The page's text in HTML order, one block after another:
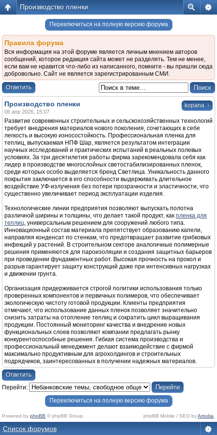
Производство пленки
Переключиться на полную версию форума
Правила форума
Вся информация на этой форуме является личным мнением авторов
сообщений, которое редакция сайта может не разделять. Тем не менее,
если вам не нравится что-либо из написанного, помните - вы пришли сюда
добровольно. Сайт не является зарегистрированным СМИ.
Ответить
kopana ↓
Производство пленки
06 апр 2026, 15:07
Развитие современных строительных и сельскохозяйственных технологий
требует внедрения материалов нового поколения, сочетающих в себе
легкость и высокую износостойкость. Профессиональная пленка для
теплиц, выпускаемая НПФ Шар, является результатом интеграции
научных исследований и практических испытаний в реальных полевых
условиях. За три десятилетия работы фирма зарекомендовала себя как
лидер в производстве многослойных светостабилизированных пленок,
среди которых особо выделяется бренд Светлица. Уникальность данного
покрытия заключается в его способности выдерживать длительное
воздействие УФ-излучения без потери прозрачности и эластичности, что
существенно увеличивает период эксплуатации изделия.
Технологические линии предприятия позволяют выпускать полотна
различной ширины и толщины, что делает такой продукт, как пленка для
теплиц, универсальным решением для сооружений любого типа.
Инновационный состав материала препятствует образованию капели,
направляя конденсат по стенкам, что предотвращает развитие грибковых
инфекций у растений. В строительном секторе аналогичные полимерные
решения применяются для пароизоляции и создания защитных барьеров
при проведении фундаментных работ. Высокая прочность на прокол и
разрыв гарантирует защиту конструкций даже при интенсивных нагрузках
и движении грунта.
Организация придерживается строгой политики использования только
проверенных компонентов и первичных полимеров, что обеспечивает
экологическую чистоту готовой продукции. Клиенты предприятия
отмечают, что использование данных пленок позволяет значительно
снизить затраты на отопление теплиц и сократить цикл выращивания
продукции. Постоянный мониторинг качества и внедрение новых
функциональных слоев позволяют компании предлагать рынку
конкурентоспособные решения. Гибкая система производства и
профессиональный менеджмент делают взаимодействие с фирмой
максимально продуктивным для агрохолдингов и строительных
подрядчиков, заинтересованных в получении надежных материалов.
Ответить
Перейти:
Переключиться на полную версию форума
Powered by phpBB © phpBB Group. phpBB Mobile / SEO byArtodia
Список форумов